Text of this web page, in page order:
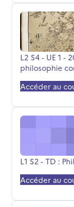
L2 S4 - UE 1 -
Nom du cours
L2 S4 - UE 1 -
philosophie
Accéder au
L1 S2 - TD :
Nom du cours
L1 S2 - TD :
Accéder au